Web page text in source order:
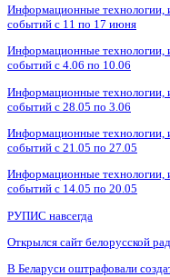
Информационные технологии,
событий с 11 по 17 июня
Информационные технологии,
событий с 4.06 по 10.06
Информационные технологии,
событий с 28.05 по 3.06
Информационные технологии,
событий с 21.05 по 27.05
Информационные технологии,
событий с 14.05 по 20.05
РУПИС навсегда
Открылся сайт белорусской
В Беларуси оштрафовали